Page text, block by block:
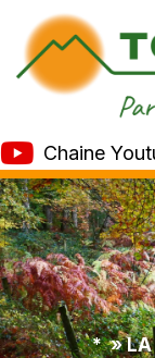
Chaine
* » LA